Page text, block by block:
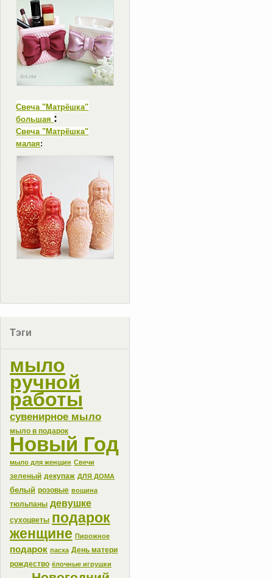
Свеча "Матрёшка"
большая :
Свеча "Матрёшка"
малая:
Тэги
мыло
ручной
работы
сувенирное мыло
мыло в подарок
Новый Год
мыло для женщин Свечи
зеленый декупаж ДЛЯ ДОМА
белый розовые вощина
тюльпаны девушке
сухоцветы подарок
женщине Пирожное
подарок пасха День матери
рождество ёлочные игрушки